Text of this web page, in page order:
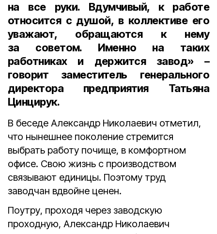
на все руки. Вдумчивый, к работе
относится с душой, в коллективе его
уважают, обращаются к нему
за советом. Именно на таких
работниках и держится завод» –
говорит заместитель генерального
директора предприятия Татьяна
Цинцирук.
В беседе Александр Николаевич отметил,
что нынешнее поколение стремится
выбрать работу почище, в комфортном
офисе. Свою жизнь с производством
связывают единицы. Поэтому труд
заводчан вдвойне ценен.
Поутру, проходя через заводскую
проходную, Александр Николаевич